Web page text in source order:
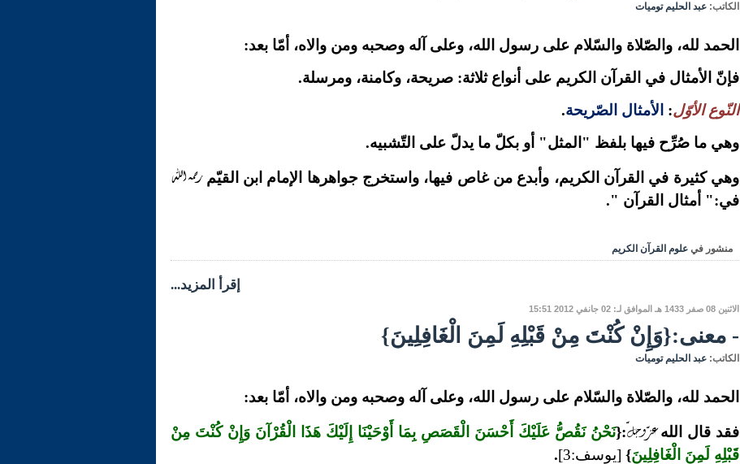
الكاتب: عبد الحليم توميات
الحمد لله، والصّلاة والسّلام على رسول الله، وعلى آله وصحبه ومن والاه، أمّا بعد:
فإنّ الأمثال في القرآن الكريم على أنواع ثلاثة: صريحة، وكامنة، ومرسلة.
النّوع الأوّل: الأمثال الصّريحة.
وهي ما صُرِّح فيها بلفظ "المثل" أو بكلّ ما يدلّ على التّشبيه.
وهي كثيرة في القرآن الكريم، وأبدع من غاص فيها، واستخرج جواهرها الإمام ابن القيّمرحمه الله
في:" أمثال القرآن ".
منشور في علوم القرآن الكريم
إقرأ المزيد...
الاثنين 08 صفر 1433 هـ الموافق لـ: 02 جانفي 2012 15:51
- معنى:{وَإِنْ كُنْتَ مِنْ قَبْلِهِ لَمِنَ الْغَافِلِينَ}
الكاتب: عبد الحليم توميات
الحمد لله، والصّلاة والسّلام على رسول الله، وعلى آله وصحبه ومن والاه، أمّا بعد:
فقد قال اللهعزّ وجلّ:{نَحْنُ نَقُصُّ عَلَيْكَ أَحْسَنَ الْقَصَصِ بِمَا أَوْحَيْنَا إِلَيْكَ هَذَا الْقُرْآنَ وَإِنْ كُنْتَ مِنْ
قَبْلِهِ لَمِنَ الْغَافِلِينَ} [يوسف:3] .